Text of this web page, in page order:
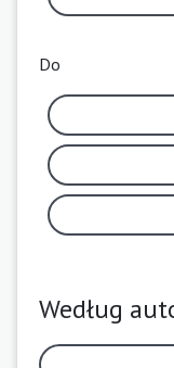
Do
Według